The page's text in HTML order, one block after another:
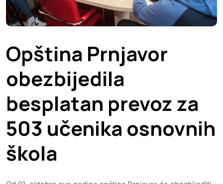
Opština Prnjavor
obezbijedila
besplatan prevoz za
503 učenika osnovnih
škola